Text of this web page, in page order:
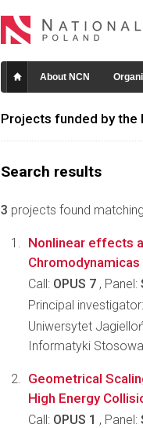
About NCN
Projects funded by the
Search results
3 projects found
Nonlinear effects
Call: OPUS 7 , Panel:
Principal
Uniwersytet
Informatyki
Geometrical
High Energy
Call: OPUS 1 , Panel: